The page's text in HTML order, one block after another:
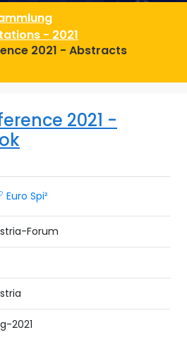
- 2021
2021 - Abstracts
2021 -
Euro Spi²
Forum
2021